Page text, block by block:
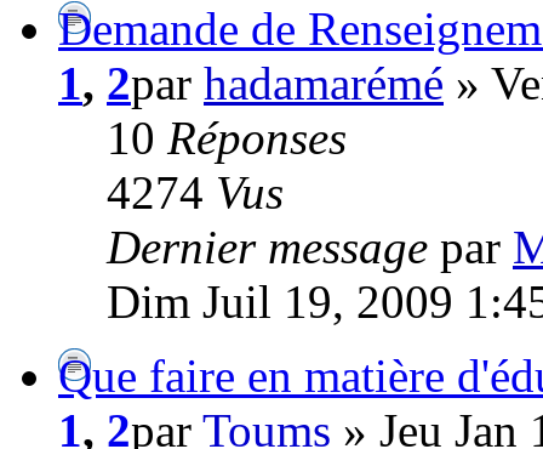
Demande de
1, 2par hadamarémé »
10 Réponses
4274 Vus
Dernier message par
Dim Juil 19, 2009
Que faire en matière
1, 2par Toums » Jeu Jan